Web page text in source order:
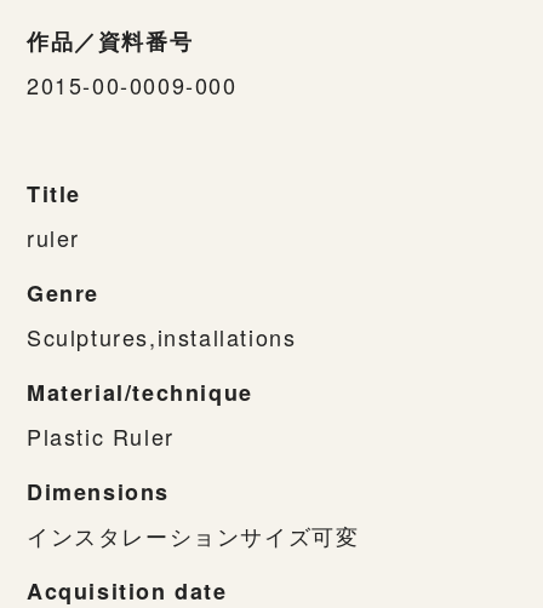
作品／資料番号
2015-00-0009-000
Title
ruler
Genre
Sculptures,installations
Material/technique
Plastic Ruler
Dimensions
インスタレーションサイズ可変
Acquisition date